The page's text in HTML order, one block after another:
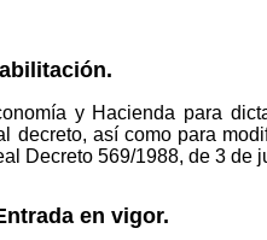
y Hacienda para
decreto, así como para
Decreto 569/1988, de 3
en vigor.